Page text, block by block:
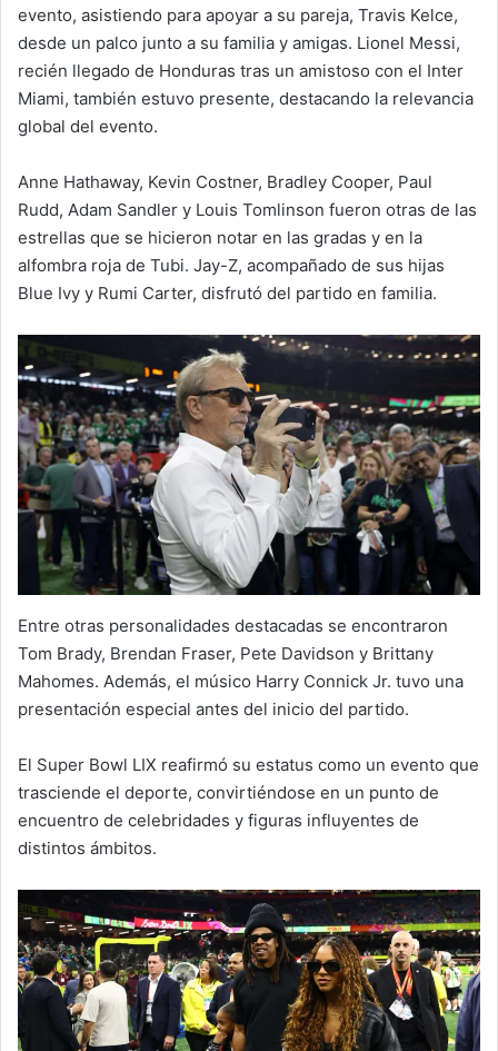
evento, asistiendo para apoyar a su pareja, Travis Kelce,
desde un palco junto a su familia y amigas. Lionel Messi,
recién llegado de Honduras tras un amistoso con el Inter
Miami, también estuvo presente, destacando la relevancia
global del evento.
Anne Hathaway, Kevin Costner, Bradley Cooper, Paul
Rudd, Adam Sandler y Louis Tomlinson fueron otras de las
estrellas que se hicieron notar en las gradas y en la
alfombra roja de Tubi. Jay-Z, acompañado de sus hijas
Blue Ivy y Rumi Carter, disfrutó del partido en familia.
Entre otras personalidades destacadas se encontraron
Tom Brady, Brendan Fraser, Pete Davidson y Brittany
Mahomes. Además, el músico Harry Connick Jr. tuvo una
presentación especial antes del inicio del partido.
El Super Bowl LIX reafirmó su estatus como un evento que
trasciende el deporte, convirtiéndose en un punto de
encuentro de celebridades y figuras influyentes de
distintos ámbitos.